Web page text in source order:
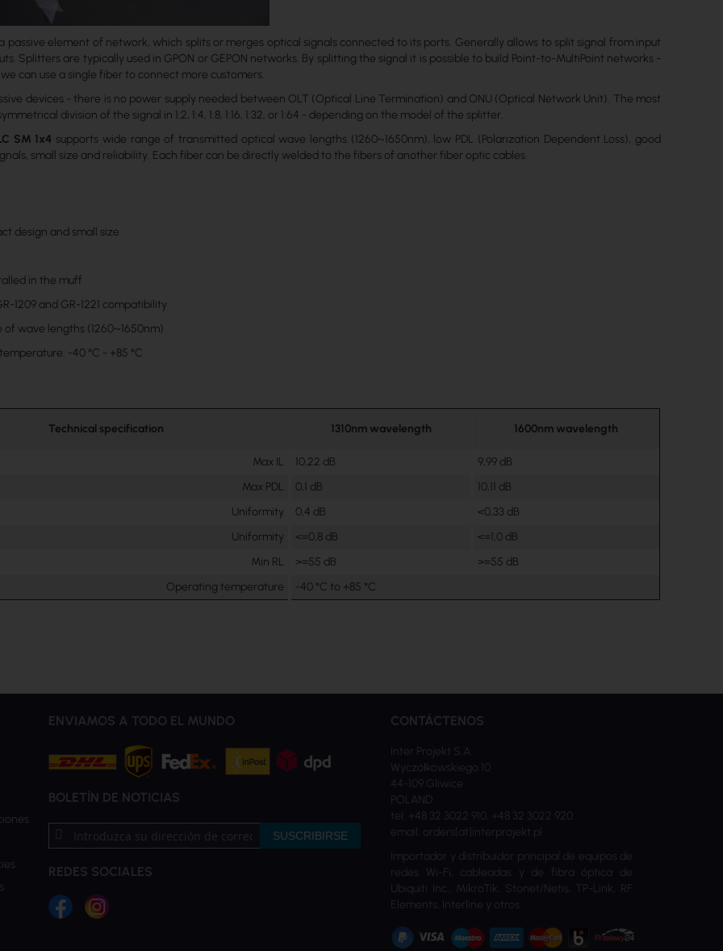
a passive element of network, which splits or merges optical signals connected to its ports. Generally allows to split signal from input
Splitters are typically used in GPON or GEPON networks. By splitting the signal it is possible to build Point-to-MultiPoint networks -
we can use a single fiber to connect more customers.
devices - there is no power supply needed between OLT (Optical Line Termination) and ONU (Optical Network Unit). The most
division of the signal in 1:2, 1:4, 1:8, 1:16, 1:32, or 1:64 - depending on the model of the splitter.
SM 1x4 supports wide range of transmitted optical wave lengths (1260~1650nm), low PDL (Polarization Dependent Loss), good
small size and reliability. Each fiber can be directly welded to the fibers of another fiber optic cables.
design and small size
in the muff
1209 and GR-1221 compatibility
of wave lengths (1260~1650nm)
-40 °C - +85 °C
Technical specification 1310nm wavelength 1600nm wavelength
Max IL 10,22 dB
9,99 dB
Max PDL
0,1 dB
10,11 dB
Uniformity
0,4 dB
<0,33 dB
Uniformity
<=0,8 dB
<=1,0 dB
Min RL
>=55 dB
>=55 dB
Operating temperature
-40 °C to +85 °C
ENVIAMOS A TODO EL MUNDO
BOLETÍN DE NOTICIAS
a
boletín
de
noticias:
SUSCRIBIRSE
REDES SOCIALES
CONTÁCTENOS
Inter Projekt S.A.
Wyczółkowskiego 10
44-109 Gliwice
POLAND
tel: +48 32 3022 910, +48 32 3022 920
email: orders[at]interprojekt.pl
Importador y distribuidor principal de equipos de
redes Wi-Fi, cableadas y de fibra óptica de
Ubiquiti Inc., MikroTik, Stonet/Netis, TP-Link, RF
Elements, Interline y otros.